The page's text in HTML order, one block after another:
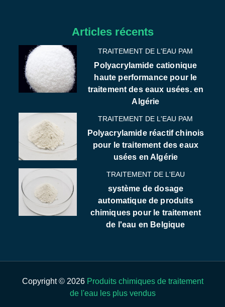
Articles récents
TRAITEMENT DE L'EAU PAM
Polyacrylamide cationique
haute performance pour le
traitement des eaux usées. en
Algérie
TRAITEMENT DE L'EAU PAM
Polyacrylamide réactif chinois
pour le traitement des eaux
usées en Algérie
TRAITEMENT DE L'EAU
système de dosage
automatique de produits
chimiques pour le traitement
de l'eau en Belgique
Copyright © 2026 Produits chimiques de traitement
de l'eau les plus vendus